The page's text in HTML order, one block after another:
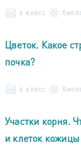
6 класс
Цветок. Какое
почка?
6 класс
Участки корня.
и клеток